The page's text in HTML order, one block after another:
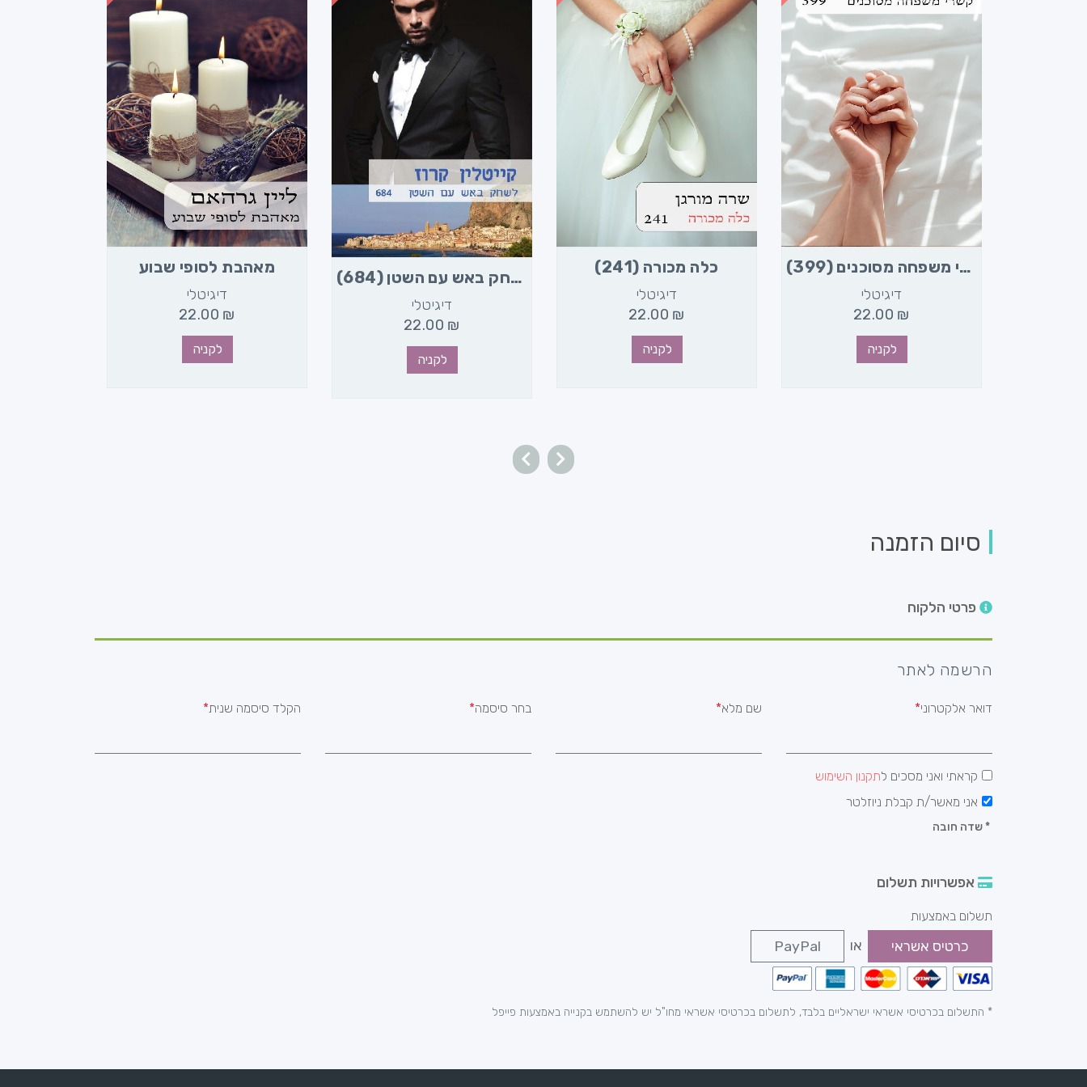
מאהבת לסופי שבוע
דיגיטלי
22.00 ₪
לקניה
לשחק באש עם השטן (684)
דיגיטלי
22.00 ₪
לקניה
כלה מכורה (241)
דיגיטלי
22.00 ₪
לקניה
קשרי משפחה מסוכנים (399)
דיגיטלי
22.00 ₪
לקניה
סיום הזמנה
פרטי הלקוח
הרשמה לאתר
דואר אלקטרוני שם מלא בחר סיסמה הקלד סיסמה שנית
קראתי ואני מסכים לתקנון השימוש
אני מאשר/ת קבלת ניוזלטר
*שדה חובה
אפשרויות תשלום
תשלום באמצעות
כרטיס אשראי או PayPal
* התשלום בכרטיסי אשראי ישראליים בלבד, לתשלום בכרטיסי אשראי מחו"ל יש להשתמש בקנייה באמצעות פייפל